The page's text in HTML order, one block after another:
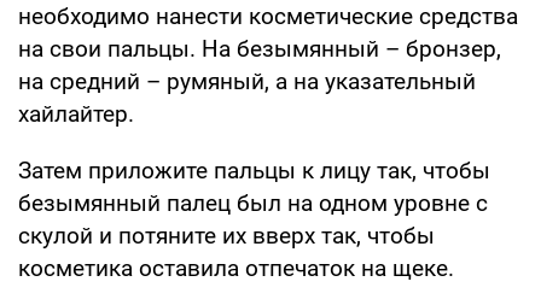
необходимо нанести косметические средства
на свои пальцы. На безымянный – бронзер,
на средний – румяный, а на указательный
хайлайтер.
Затем приложите пальцы к лицу так, чтобы
безымянный палец был на одном уровне с
скулой и потяните их вверх так, чтобы
косметика оставила отпечаток на щеке.